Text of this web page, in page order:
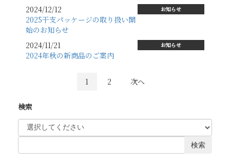
2024/12/12
お知らせ
2025干支パッケージの取り扱い開
始のお知らせ
2024/11/21
お知らせ
2024年秋の新商品のご案内
1 2 次へ
検索
検索